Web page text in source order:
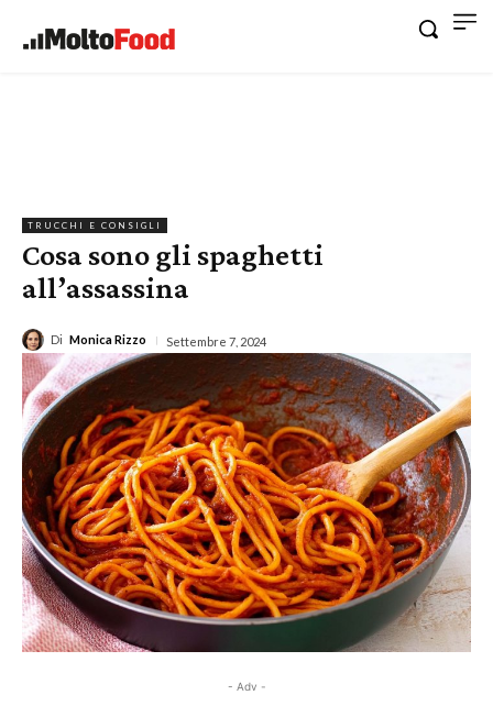
TRUCCHI E CONSIGLI
Cosa sono gli spaghetti
all’assassina
Di Monica Rizzo Settembre 7, 2024
- Adv -